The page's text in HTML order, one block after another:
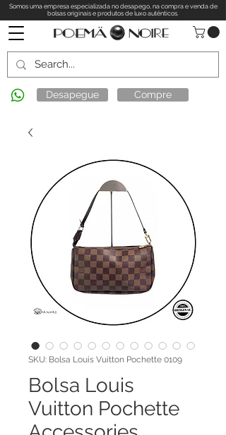
Somos uma empresa especializada no desapego, na compra e venda de
bolsas originais e produtos de luxo autênticos.
Desapegue Compre
SKU: Bolsa Louis Vuitton Pochette 0109
Bolsa Louis
Vuitton Pochette